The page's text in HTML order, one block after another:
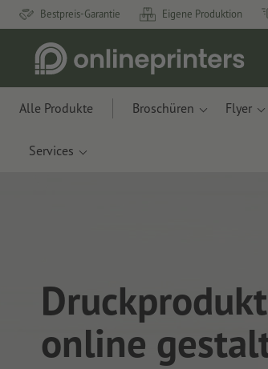
Bestpreis-Garantie Eigene Produktion
Alle Produkte Broschüren Flyer
Services
online